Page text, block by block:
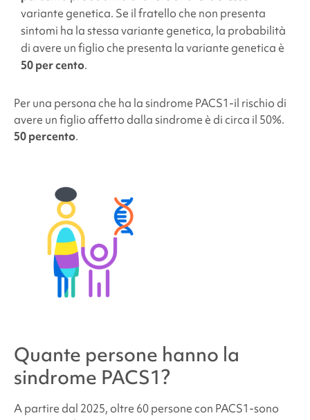
variante genetica. Se il fratello che non presenta
sintomi ha la stessa variante genetica, la probabilità
di avere un figlio che presenta la variante genetica è
50 per cento.
Per una persona che ha la sindrome PACS1-il rischio di
avere un figlio affetto dalla sindrome è di circa il 50%.
50 percento.
Quante persone hanno la
sindrome PACS1?
A partire dal 2025, oltre 60 persone con PACS1-sono